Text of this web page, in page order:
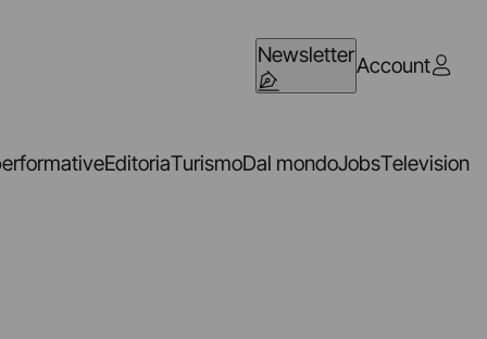
NewsletterAccount
EditoriaTurismoDal mondoJobsTelevision